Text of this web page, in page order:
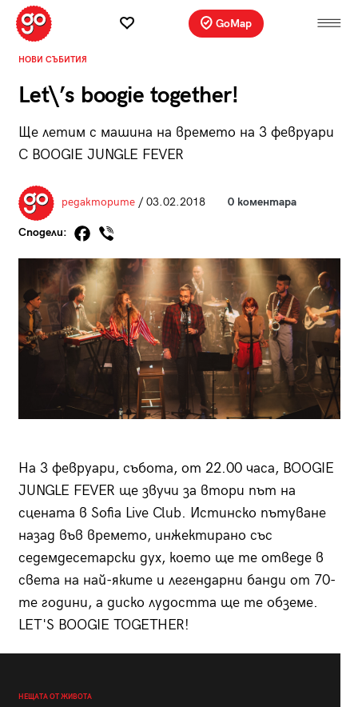
GoMap
НОВИ СЪБИТИЯ
Let\’s boogie together!
Ще летим с машина на времето на 3 февруари
С BOOGIE JUNGLE FEVER
редакторите/ 03.02.2018 0 коментара
Сподели:
На 3 февруари, събота, от 22.00 часа, BOOGIE
JUNGLE FEVER ще звучи за втори път на
сцената в Sofia Live Club. Истинско пътуване
назад във времето, инжектирано със
седемдесетарски дух, което ще те отведе в
света на най-яките и легендарни банди от 70-
те години, а диско лудостта ще те обземе.
LET'S BOOGIE TOGETHER!
НЕЩАТА ОТ ЖИВОТА